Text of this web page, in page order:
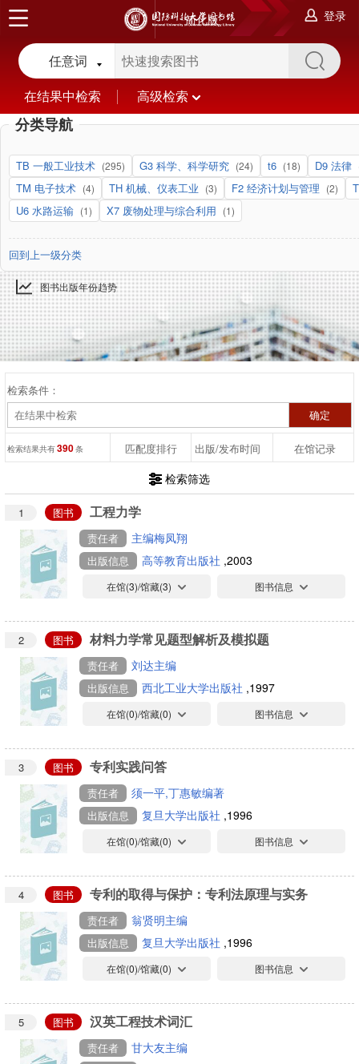
登录
简化版
任意词
在结果中检索
高级检索
分类导航
TB 一般工业技术 (295) G3 科学、科学研究 (24) t6 (18) D9 法律
TM 电子技术 (4) TH 机械、仪表工业 (3) F2 经济计划与管理 (2)
U6 水路运输 (1) X7 废物处理与综合利用 (1)
回到上一级分类
图书出版年份趋势
检索条件：
检索结果共有390条 匹配度排行 出版/发布时间 在馆记录
检索筛选
1 图书 工程力学
责任者 主编梅凤翔
出版信息 高等教育出版社 ,2003
在馆(3)/馆藏(3) 图书信息
2 图书 材料力学常见题型解析及模拟题
责任者 刘达主编
出版信息 西北工业大学出版社 ,1997
在馆(0)/馆藏(0) 图书信息
3 图书 专利实践问答
责任者 须一平,丁惠敏编著
出版信息 复旦大学出版社 ,1996
在馆(0)/馆藏(0) 图书信息
4 图书 专利的取得与保护：专利法原理与实务
责任者 翁贤明主编
出版信息 复旦大学出版社 ,1996
在馆(0)/馆藏(0) 图书信息
5 图书 汉英工程技术词汇
责任者 甘大友主编